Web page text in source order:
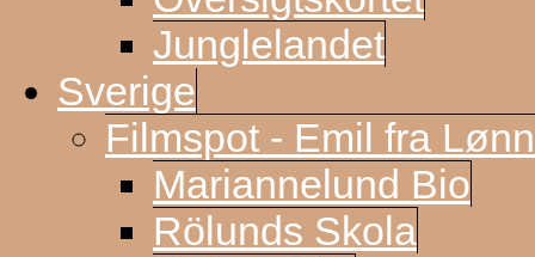
Junglelandet
Sverige
Filmspot - Emil fra
Mariannelund Bio
Rölunds Skola